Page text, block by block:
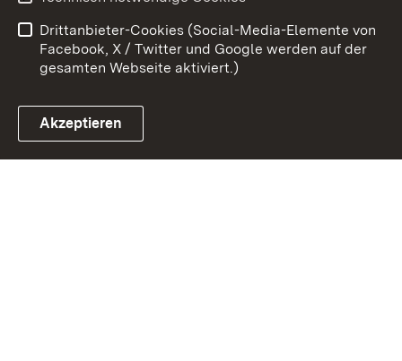
Link zum Landesportal
Barrierefreiheit
Impressum
Cookies
Drittanbieter-Cookies (Social-Media-Elemente von
Facebook, X / Twitter und Google werden auf der
gesamten Webseite aktiviert.)
Akzeptieren